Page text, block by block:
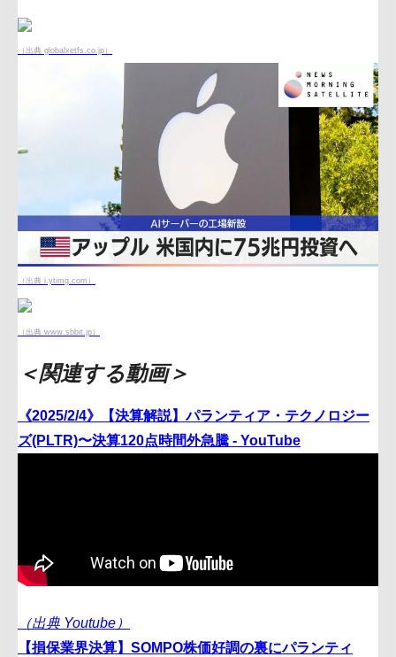
（出典 globalxetfs.co.jp）
（出典 i.ytimg.com）
（出典 www.sbbit.jp）
＜関連する動画＞
《2025/2/4》【決算解説】パランティア・テクノロジー
ズ(PLTR)〜決算120点時間外急騰 - YouTube
（出典 Youtube）
【損保業界決算】SOMPO株価好調の裏にパランティ